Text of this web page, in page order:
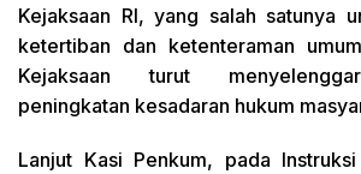
Kejaksaan RI, yang salah satunya
ketertiban dan ketenteraman
Kejaksaan turut
peningkatan kesadaran hukum
Lanjut Kasi Penkum, pada